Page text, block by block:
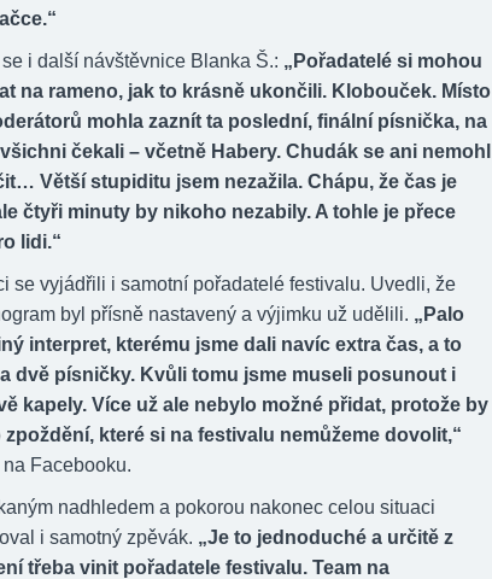
i další návštěvnice Blanka Š.: „Pořadatelé si mohou
na rameno, jak to krásně ukončili. Klobouček. Místo
mohla zaznít ta poslední, finální písnička, na
čekali – včetně Habery. Chudák se ani nemohl
Větší stupiditu jsem nezažila. Chápu, že čas je
čtyři minuty by nikoho nezabily. A tohle je přece
lidi.“
se vyjádřili i samotní pořadatelé festivalu. Uvedli, že
byl přísně nastavený a výjimku už udělili. „Palo
interpret, kterému jsme dali navíc extra čas, a to
dvě písničky. Kvůli tomu jsme museli posunout i
kapely. Více už ale nebylo možné přidat, protože by
které si na festivalu nemůžeme dovolit,“
Facebooku.
nadhledem a pokorou nakonec celou situaci
i samotný zpěvák. „Je to jednoduché a určitě z
třeba vinit pořadatele festivalu. Team na